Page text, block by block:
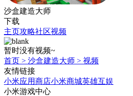
沙盒建造大师
下载
主页攻略社区视频
暂时没有视频~
首页 > 沙盒建造大师 > 视频
友情链接
小米应用商店小米商城英雄互娱
小米游戏中心